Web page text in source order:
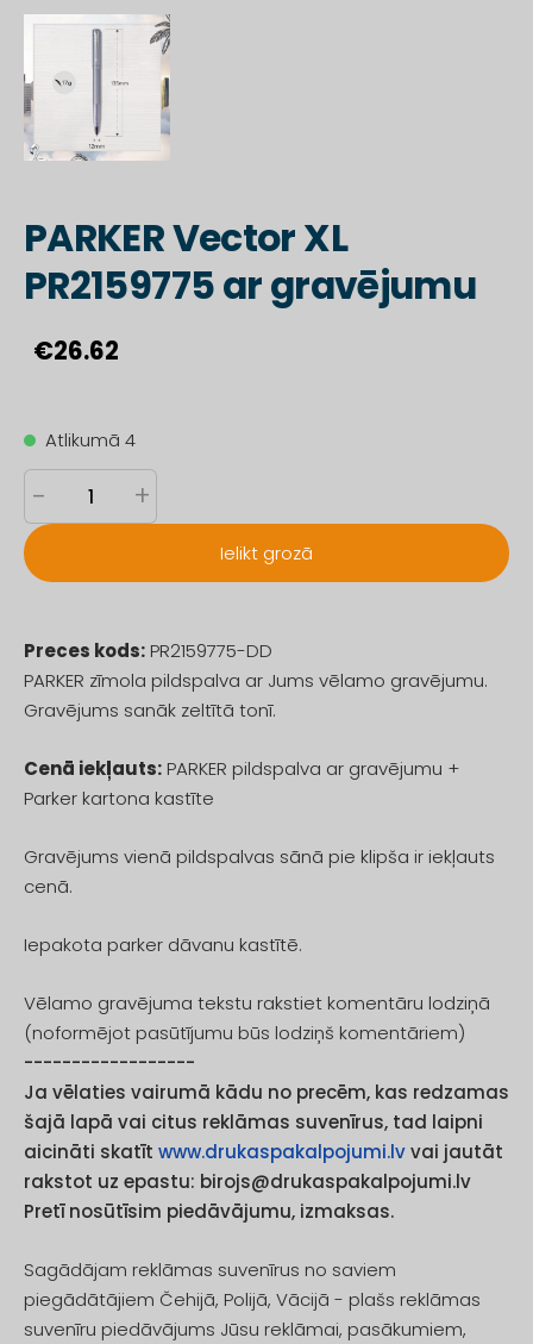
PARKER Vector XL
PR2159775 ar gravējumu
€26.62
Atlikumā 4
- +
Ielikt grozā
Preces kods: PR2159775-DD
PARKER zīmola pildspalva ar Jums vēlamo gravējumu.
Gravējums sanāk zeltītā tonī.
Cenā iekļauts: PARKER pildspalva ar gravējumu +
Parker kartona kastīte
Gravējums vienā pildspalvas sānā pie klipša ir iekļauts
cenā.
Iepakota parker dāvanu kastītē.
Vēlamo gravējuma tekstu rakstiet komentāru lodziņā
(noformējot pasūtījumu būs lodziņš komentāriem)
------------------
Ja vēlaties vairumā kādu no precēm, kas redzamas
šajā lapā vai citus reklāmas suvenīrus, tad laipni
aicināti skatīt www.drukaspakalpojumi.lvvai jautāt
rakstot uz epastu: birojs@drukaspakalpojumi.lv
Pretī nosūtīsim piedāvājumu, izmaksas.
Sagādājam reklāmas suvenīrus no saviem
piegādātājiem Čehijā, Polijā, Vācijā - plašs reklāmas
suvenīru piedāvājums Jūsu reklāmai, pasākumiem,